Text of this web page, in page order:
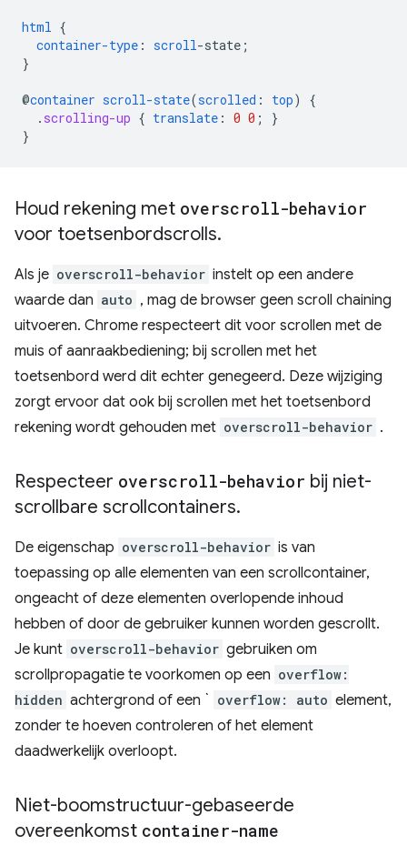
html {
container-type : scroll-state ;
}
@container scroll-state(scrolled : top)
{
. scrolling-up { translate : 0 0 ;
}
}
Houd rekening met overscroll-behavior
voor toetsenbordscrolls.
Als je overscroll-behavior instelt op een andere
waarde dan auto , mag de browser geen scroll chaining
uitvoeren. Chrome respecteert dit voor scrollen met de
muis of aanraakbediening; bij scrollen met het
toetsenbord werd dit echter genegeerd. Deze wijziging
zorgt ervoor dat ook bij scrollen met het toetsenbord
rekening wordt gehouden met overscroll-behavior .
Respecteer overscroll-behavior bij niet-
scrollbare scrollcontainers.
De eigenschap overscroll-behavior is van
toepassing op alle elementen van een scrollcontainer,
ongeacht of deze elementen overlopende inhoud
hebben of door de gebruiker kunnen worden gescrollt.
Je kunt overscroll-behavior gebruiken om
scrollpropagatie te voorkomen op een overflow:
hidden achtergrond of een ` overflow: auto element,
zonder te hoeven controleren of het element
daadwerkelijk overloopt.
Niet-boomstructuur-gebaseerde
overeenkomst container-name